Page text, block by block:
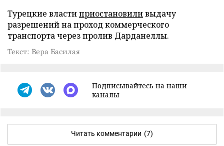
Турецкие властиприостановиливыдачу
разрешений на проход коммерческого
транспорта через пролив Дарданеллы.
Текст: Вера Басилая
Подписывайтесь на наши
каналы
Читать комментарии (7)